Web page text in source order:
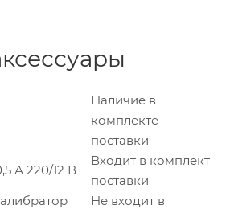
Наличие в
комплекте
поставки
А 220/12 В
Входит в комплект
поставки
Не входит в